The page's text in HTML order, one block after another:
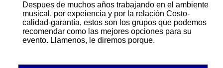
Despues de muchos años trabajando en el ambiente
musical, por expeiencia y por la relación Costo-
calidad-garantía, estos son los grupos que podemos
recomendar como las mejores opciones para su
evento. Llamenos, le diremos porque.